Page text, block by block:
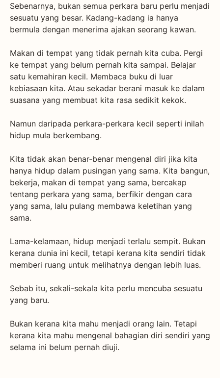
Sebenarnya, bukan semua perkara baru perlu menjadi
sesuatu yang besar. Kadang-kadang ia hanya
bermula dengan menerima ajakan seorang kawan.
Makan di tempat yang tidak pernah kita cuba. Pergi
ke tempat yang belum pernah kita sampai. Belajar
satu kemahiran kecil. Membaca buku di luar
kebiasaan kita. Atau sekadar berani masuk ke dalam
suasana yang membuat kita rasa sedikit kekok.
Namun daripada perkara-perkara kecil seperti inilah
hidup mula berkembang.
Kita tidak akan benar-benar mengenal diri jika kita
hanya hidup dalam pusingan yang sama. Kita bangun,
bekerja, makan di tempat yang sama, bercakap
tentang perkara yang sama, berfikir dengan cara
yang sama, lalu pulang membawa keletihan yang
sama.
Lama-kelamaan, hidup menjadi terlalu sempit. Bukan
kerana dunia ini kecil, tetapi kerana kita sendiri tidak
memberi ruang untuk melihatnya dengan lebih luas.
Sebab itu, sekali-sekala kita perlu mencuba sesuatu
yang baru.
Bukan kerana kita mahu menjadi orang lain. Tetapi
kerana kita mahu mengenal bahagian diri sendiri yang
selama ini belum pernah diuji.